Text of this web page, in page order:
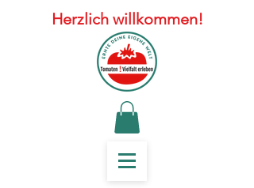
Herzlich willkommen!